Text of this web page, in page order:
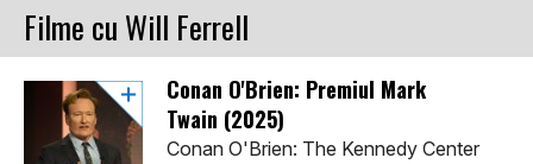
Filme cu Will Ferrell
Conan O'Brien: Premiul Mark
Twain (2025)
Conan O'Brien: The Kennedy Center